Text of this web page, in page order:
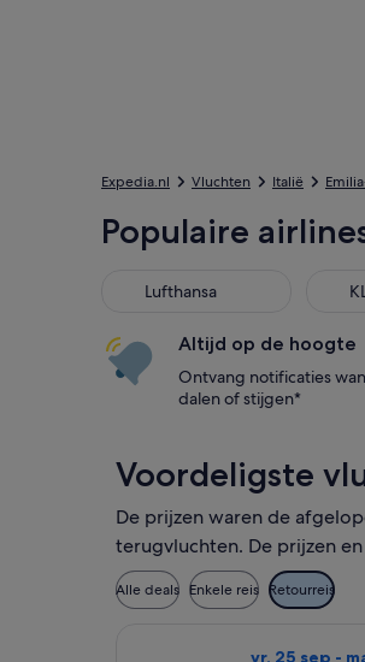
Expedia.nl Vluchten Italië
Populaire
Lufthansa
Lufthansa
Altijd op de hoogte
Ontvang notificaties
dalen of stijgen*
Voordeligste
De prijzen waren de
terugvluchten. De prijzen
Alle deals Enkele reis Retourreis
vr. 25 sep -